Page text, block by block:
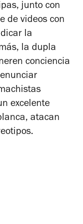
junto con
de videos con
la
la dupla
conciencia
excelente
atacan